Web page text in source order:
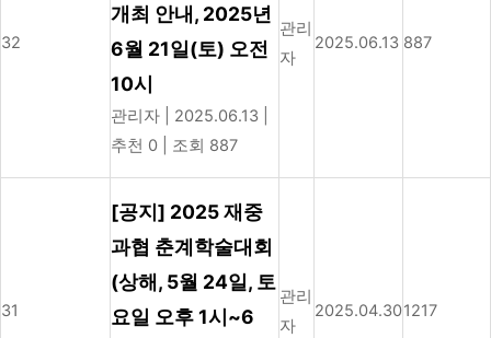
32
개최 안내, 2025년
6월 21일(토) 오전
10시
관리자 2025.06.13
추천 0
조회 887
관리
자
2025.06.13 887
31
[공지] 2025 재중
과협 춘계학술대회
(상해, 5월 24일, 토
요일 오후 1시~6
관리
자
2025.04.301217